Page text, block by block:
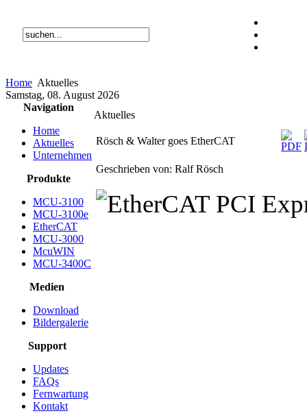
Home Aktuelles
Samstag, 08. August 2026
Navigation
Home
Aktuelles
Unternehmen
Produkte
MCU-3100
MCU-3100e
EtherCAT
MCU-3000
McuWIN
MCU-3400C
Medien
Download
Bildergalerie
Support
Updates
FAQs
Fernwartung
Kontakt
Aktuelles
Rösch & Walter goes EtherCAT
Geschrieben von: Ralf Rösch